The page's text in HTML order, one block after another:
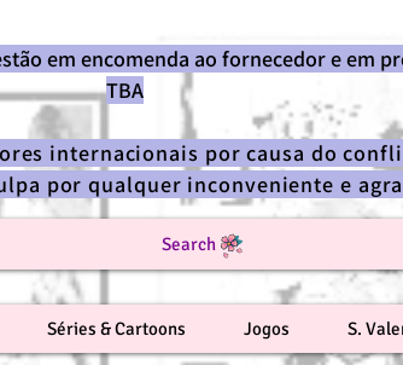
em encomenda ao fornecedor e em
TBA
internacionais por causa do
por qualquer inconveniente e
Search
Séries & Cartoons Jogos S.